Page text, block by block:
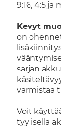
9:16, 4:5 ja
Kevyt
on
sarjan
varmistaa
Voit
tyylisellä